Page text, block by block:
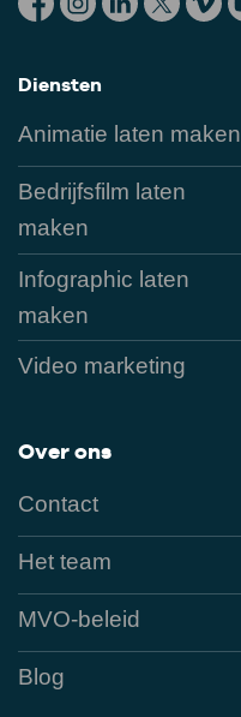
Diensten
Animatie laten maken
Bedrijfsfilm laten
maken
Infographic laten
maken
Video marketing
Over ons
Contact
Het team
MVO-beleid
Blog